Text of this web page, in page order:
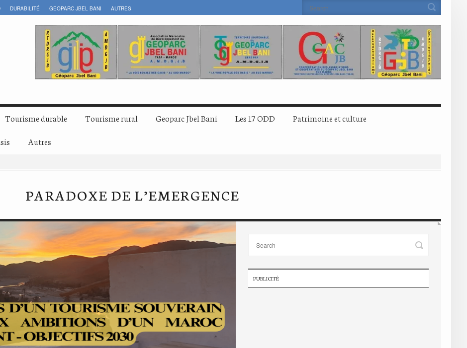
DURABILITÉ GEOPARC JBEL BANI AUTRES
Tourisme durable Tourisme rural Geoparc Jbel Bani Les 17 ODD Patrimoine et culture
Autres
PARADOXE DE L’EMERGENCE
PUBLICITÉ